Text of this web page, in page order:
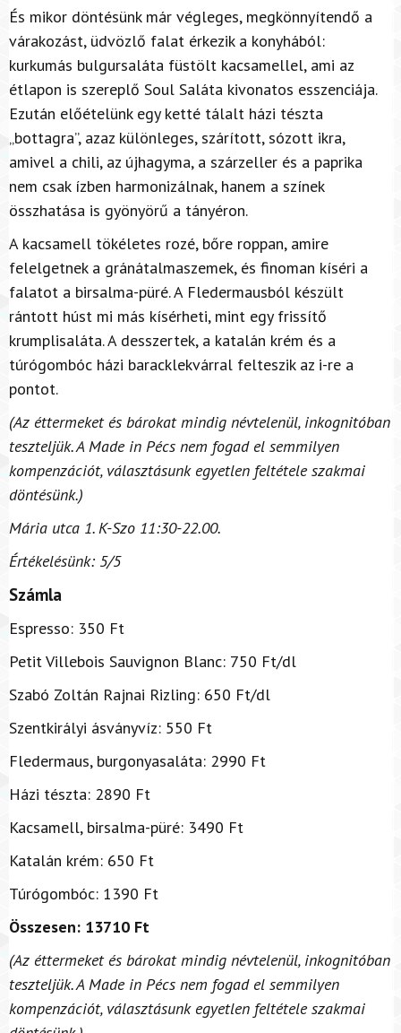
És mikor döntésünk már végleges, megkönnyítendő a
várakozást, üdvözlő falat érkezik a konyhából:
kurkumás bulgursaláta füstölt kacsamellel, ami az
étlapon is szereplő Soul Saláta kivonatos esszenciája.
Ezután előételünk egy ketté tálalt házi tészta
„bottagra”, azaz különleges, szárított, sózott ikra,
amivel a chili, az újhagyma, a szárzeller és a paprika
nem csak ízben harmonizálnak, hanem a színek
összhatása is gyönyörű a tányéron.
A kacsamell tökéletes rozé, bőre roppan, amire
felelgetnek a gránátalmaszemek, és finoman kíséri a
falatot a birsalma-püré. A Fledermausból készült
rántott húst mi más kísérheti, mint egy frissítő
krumplisaláta. A desszertek, a katalán krém és a
túrógombóc házi baracklekvárral felteszik az i-re a
pontot.
(Az éttermeket és bárokat mindig névtelenül, inkognitóban
teszteljük. A Made in Pécs nem fogad el semmilyen
kompenzációt, választásunk egyetlen feltétele szakmai
döntésünk.)
Mária utca 1. K-Szo 11:30-22.00.
Értékelésünk: 5/5
Számla
Espresso: 350 Ft
Petit Villebois Sauvignon Blanc: 750 Ft/dl
Szabó Zoltán Rajnai Rizling: 650 Ft/dl
Szentkirályi ásványvíz: 550 Ft
Fledermaus, burgonyasaláta: 2990 Ft
Házi tészta: 2890 Ft
Kacsamell, birsalma-püré: 3490 Ft
Katalán krém: 650 Ft
Túrógombóc: 1390 Ft
Összesen: 13710 Ft
(Az éttermeket és bárokat mindig névtelenül, inkognitóban
teszteljük. A Made in Pécs nem fogad el semmilyen
kompenzációt, választásunk egyetlen feltétele szakmai